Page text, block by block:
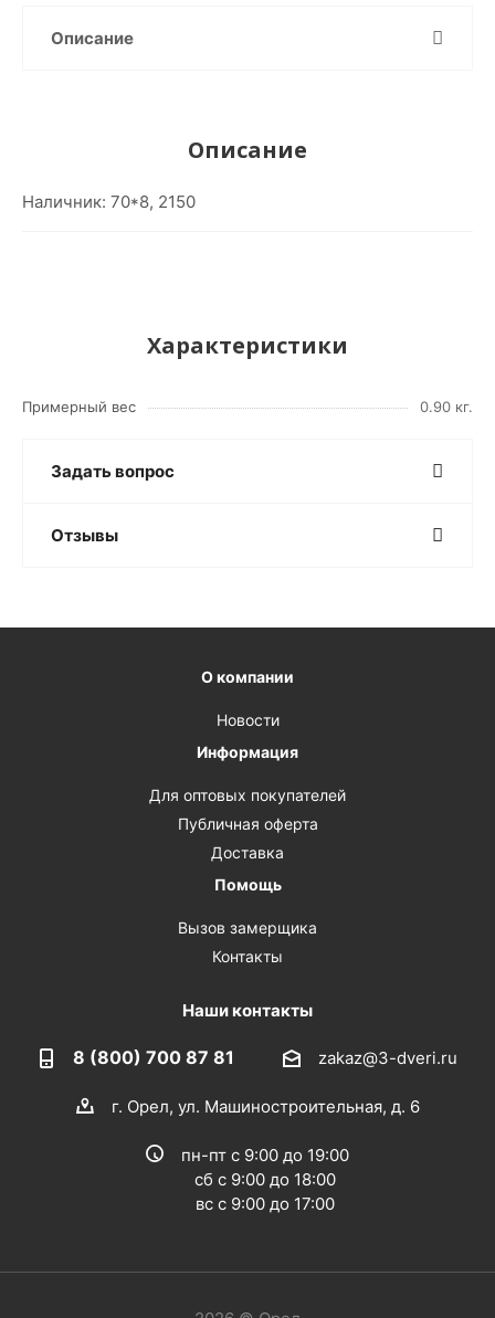
Описание
Описание
Наличник: 70*8, 2150
Характеристики
Примерный вес 0.90 кг.
Задать вопрос
Отзывы
О компании
Новости
Информация
Для оптовых покупателей
Публичная оферта
Доставка
Помощь
Вызов замерщика
Контакты
Наши контакты
8 (800) 700 87 81 zakaz@3-dveri.ru
г. Орел, ул. Машиностроительная, д. 6
пн-пт с 9:00 до 19:00
сб с 9:00 до 18:00
вс с 9:00 до 17:00